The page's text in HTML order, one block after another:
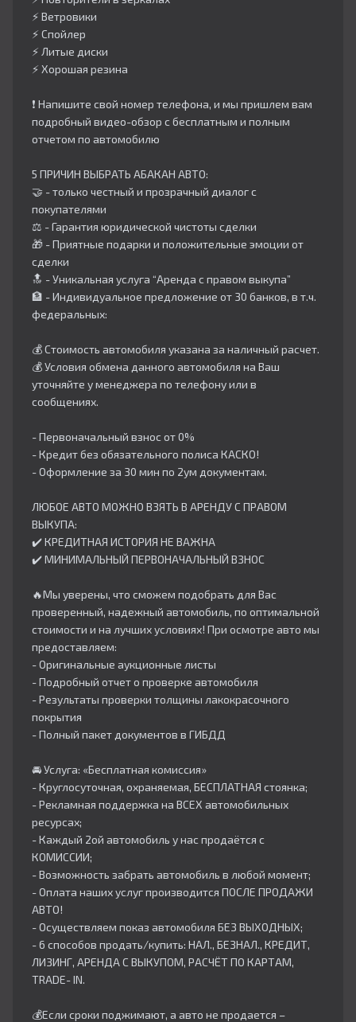
⚡️ Ветровики
⚡️ Спойлер
⚡️ Литые диски
⚡️ Хорошая резина
❗️ Напишите свой номер телефона, и мы пришлем вам
подробный видео-обзор с бесплатным и полным
отчетом по автомобилю
5 ПРИЧИН ВЫБРАТЬ АБАКАН АВТО:
🤝 - только честный и прозрачный диалог с
покупателями
⚖️ - Гарантия юридической чистоты сделки
🎁 - Приятные подарки и положительные эмоции от
сделки
🔝 - Уникальная услуга “Аренда с правом выкупа”
🏦 - Индивидуальное предложение от 30 банков, в т.ч.
федеральных:
💰 Стоимость автомобиля указана за наличный расчет.
💰 Условия обмена данного автомобиля на Ваш
уточняйте у менеджера по телефону или в
сообщениях.
- Первоначальный взнос от 0%
- Кредит без обязательного полиса КАСКО!
- Оформление за 30 мин по 2ум документам.
ЛЮБОЕ АВТО МОЖНО ВЗЯТЬ В АРЕНДУ С ПРАВОМ
ВЫКУПА:
✔️ КРЕДИТНАЯ ИСТОРИЯ НЕ ВАЖНА
✔️ МИНИМАЛЬНЫЙ ПЕРВОНАЧАЛЬНЫЙ ВЗНОС
🔥Мы уверены, что сможем подобрать для Вас
проверенный, надежный автомобиль, по оптимальной
стоимости и на лучших условиях! При осмотре авто мы
предоставляем:
- Оригинальные аукционные листы
- Подробный отчет о проверке автомобиля
- Результаты проверки толщины лакокрасочного
покрытия
- Полный пакет документов в ГИБДД
🚘 Услуга: «Бесплатная комиссия»
- Круглосуточная, охраняемая, БЕСПЛАТНАЯ стоянка;
- Рекламная поддержка на ВСЕХ автомобильных
ресурсах;
- Каждый 2ой автомобиль у нас продаётся с
КОМИССИИ;
- Возможность забрать автомобиль в любой момент;
- Оплата наших услуг производится ПОСЛЕ ПРОДАЖИ
АВТО!
- Осуществляем показ автомобиля БЕЗ ВЫХОДНЫХ;
- 6 способов продать/купить: НАЛ., БЕЗНАЛ., КРЕДИТ,
ЛИЗИНГ, АРЕНДА С ВЫКУПОМ, РАСЧЁТ ПО КАРТАМ,
TRADE- IN.
💰Если сроки поджимают, а авто не продается –